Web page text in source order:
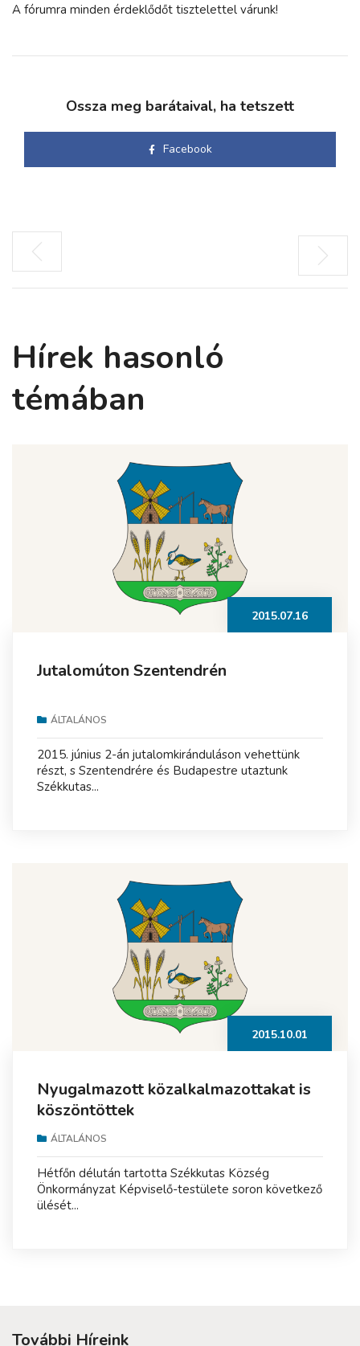
A fórumra minden érdeklődőt tisztelettel várunk!
Ossza meg barátaival, ha tetszett
Facebook
Hírek hasonló
témában
2015.07.16
Jutalomúton Szentendrén
ÁLTALÁNOS
2015. június 2-án jutalomkiránduláson vehettünk
részt, s Szentendrére és Budapestre utaztunk
Székkutas...
2015.10.01
Nyugalmazott közalkalmazottakat is
köszöntöttek
ÁLTALÁNOS
Hétfőn délután tartotta Székkutas Község
Önkormányzat Képviselő-testülete soron következő
ülését...
További Híreink